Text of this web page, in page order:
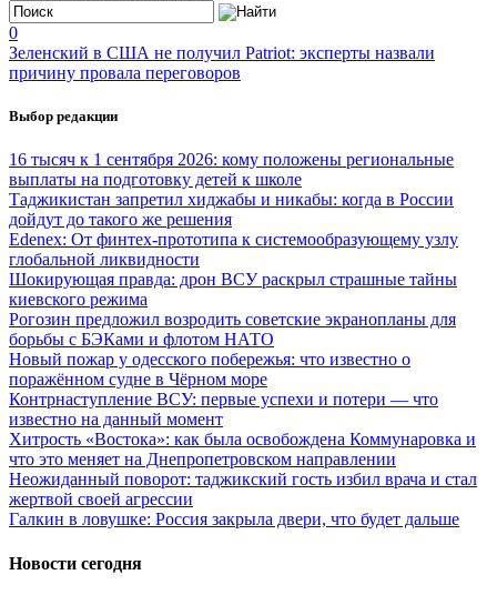
0
Зеленский в США не получил Patriot: эксперты назвали
причину провала переговоров
Выбор редакции
16 тысяч к 1 сентября 2026: кому положены региональные
выплаты на подготовку детей к школе
Таджикистан запретил хиджабы и никабы: когда в России
дойдут до такого же решения
Edenex: От финтех-прототипа к системообразующему узлу
глобальной ликвидности
Шокирующая правда: дрон ВСУ раскрыл страшные тайны
киевского режима
Рогозин предложил возродить советские экранопланы для
борьбы с БЭКами и флотом НАТО
Новый пожар у одесского побережья: что известно о
поражённом судне в Чёрном море
Контрнаступление ВСУ: первые успехи и потери — что
известно на данный момент
Хитрость «Востока»: как была освобождена Коммунаровка и
что это меняет на Днепропетровском направлении
Неожиданный поворот: таджикский гость избил врача и стал
жертвой своей агрессии
Галкин в ловушке: Россия закрыла двери, что будет дальше
Новости сегодня